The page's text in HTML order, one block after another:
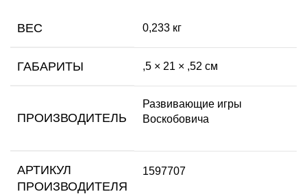
ВЕС 0,233 кг
ГАБАРИТЫ ,5 × 21 × ,52 см
ПРОИЗВОДИТЕЛЬ
Развивающие игры
Воскобовича
АРТИКУЛ
ПРОИЗВОДИТЕЛЯ
1597707